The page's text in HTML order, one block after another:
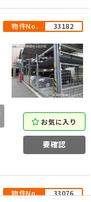
物件No. 33182
お気に入り
要確認
物件No. 33076